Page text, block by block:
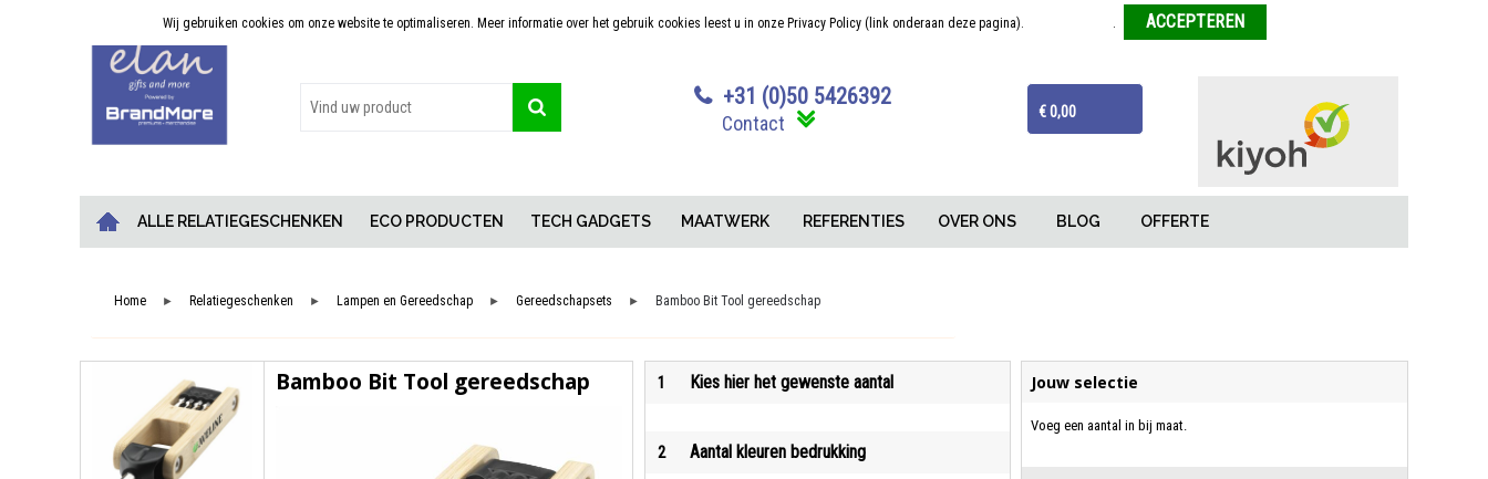
Persoonlijk advies Sterk in maatwerk Concurrerende prijzen Van tekentafel tot eindproduct
€ 0,00
+31 (0)50 5426392
Contact
ALLE RELATIEGESCHENKEN ECO PRODUCTEN TECH GADGETS MAATWERK REFERENTIES OVER ONS BLOG OFFERTE
Home ► Relatiegeschenken ► Lampen en Gereedschap ► Gereedschapsets ► Bamboo Bit Tool gereedschap
1 Kies hier het gewenste aantal
2 Aantal kleuren bedrukking
Jouw selectie
Voeg een aantal in bij maat.
Bamboo Bit Tool gereedschap
Wij gebruiken cookies om onze website te optimaliseren. Meer informatie over het gebruik cookies leest u in onze Privacy Policy (link onderaan deze pagina). .